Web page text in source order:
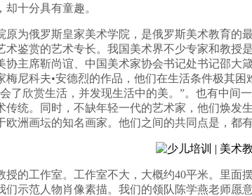
， 却十分具有童趣。
为俄罗斯皇家美术学院，是俄罗斯美术教育
鉴赏的艺术专长。我国美术界不少专家和教
主席靳尚谊、中国美术家协会书记处书记邵
尼科夫•安德烈的作品，他们在生活条件极其
了欣赏生活，并发现生活中的美。”。也有中
统。同时，不缺年轻一代的艺术家，他们焕
洲画坛的知名画家。他们之间的共同点是，都
的工作室。工作室不大，大概约40平米。里
示范人物肖像素描。我们的领队陈学燕老师